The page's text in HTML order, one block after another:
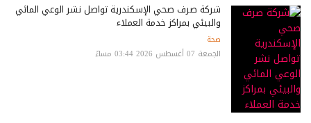
شركة صرف صحي الإسكندرية تواصل نشر الوعي المائي
والبيئي بمراكز خدمة العملاء
صحة
الجمعة 07 أغسطس 2026 03:44 مساءً